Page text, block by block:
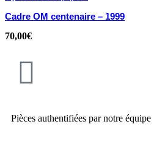
Cadre OM centenaire – 1999
70,00€
Pièces authentifiées par notre équipe